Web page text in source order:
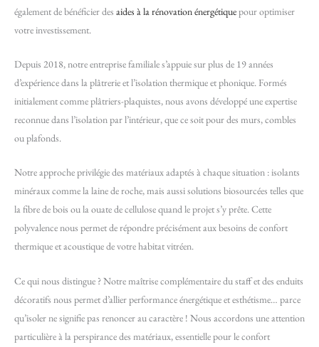
également de bénéficier des aides à la rénovation énergétiquepour optimiser
votre investissement.
Depuis 2018, notre entreprise familiale s’appuie sur plus de 19 années
d’expérience dans la plâtrerie et l’isolation thermique et phonique. Formés
initialement comme plâtriers-plaquistes, nous avons développé une expertise
reconnue dans l’isolation par l’intérieur, que ce soit pour des murs, combles
ou plafonds.
Notre approche privilégie des matériaux adaptés à chaque situation : isolants
minéraux comme la laine de roche, mais aussi solutions biosourcées telles que
la fibre de bois ou la ouate de cellulose quand le projet s’y prête. Cette
polyvalence nous permet de répondre précisément aux besoins de confort
thermique et acoustique de votre habitat vitréen.
Ce qui nous distingue ? Notre maîtrise complémentaire du staff et des enduits
décoratifs nous permet d’allier performance énergétique et esthétisme… parce
qu’isoler ne signifie pas renoncer au caractère ! Nous accordons une attention
particulière à la perspirance des matériaux, essentielle pour le confort